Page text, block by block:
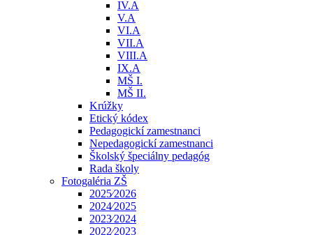
IV.A
V.A
VI.A
VII.A
VIII.A
IX.A
MŠ I.
MŠ II.
Krúžky
Etický kódex
Pedagogickí zamestnanci
Nepedagogickí zamestnanci
Školský špeciálny pedagóg
Rada školy
Fotogaléria ZŠ
2025⁄2026
2024⁄2025
2023⁄2024
2022⁄2023